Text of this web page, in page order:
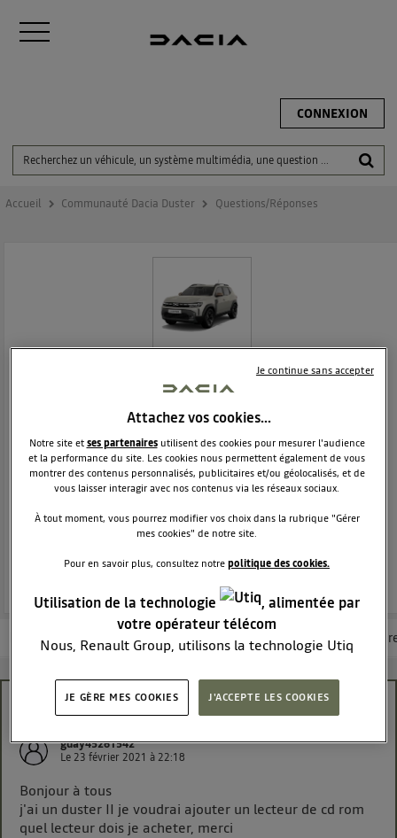
CONNEXION
Accueil Communauté Dacia Duster Questions/Réponses
DACIA DUSTER
38290membres
Dacia Duster - L'authentique SUV
POSEZ UNE QUESTION
REJOINDRE
Les questions de la communauté Les articles Consultez la
lecteur cd rom
gday45261542
Le23 février 2021 à22:18
Bonjour à tous
j'ai un duster II je voudrai ajouter un lecteur de cd rom
quel lecteur dois je acheter, merci
Attachez vos cookies…
Notre site etses partenairesutilisent des cookies pour mesurer l'audience
et la performance du site. Les cookies nous permettent également de vous
montrer des contenus personnalisés, publicitaires et/ou géolocalisés, et de
vous laisser interagir avec nos contenus via les réseaux sociaux.
À tout moment, vous pourrez modifier vos choix dans la rubrique "Gérer
mes cookies" de notre site.
Pour en savoir plus, consultez notrepolitique des cookies.
Utilisation de la technologie
, alimentée par
votre opérateur télécom
Nous, Renault Group, utilisons la technologie Utiq
cette notice de consentement) et liées à votre
télécom participantet que vous consentez sur
La technologie Utiq a été conçue pour la protection
de vos données personnelles en vous offrant choix et
JE GÈRE MES COOKIES J'ACCEPTE LES COOKIES
Je continue sans accepter